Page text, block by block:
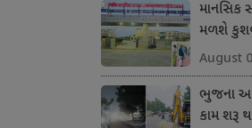
માનસિક
મળશે
August
ભુજના
કામ શરૂ